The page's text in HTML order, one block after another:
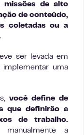
missões de alto
de conteúdo,
coletadas ou a
ser levada em
implementar uma
você define de
que definirão a
de trabalho.
manualmente a